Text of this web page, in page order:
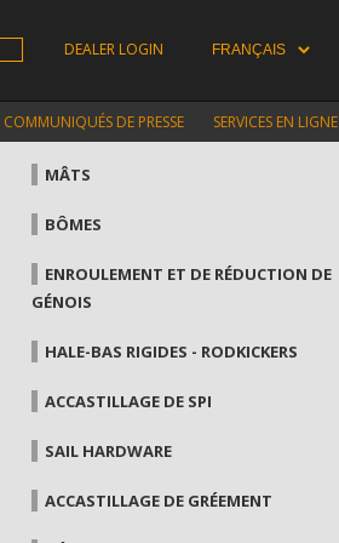
DEALER LOGIN
COMMUNIQUÉS DE PRESSE SERVICES EN LIGNE
MÂTS
BÔMES
ENROULEMENT ET DE RÉDUCTION DE
GÉNOIS
HALE-BAS RIGIDES - RODKICKERS
ACCASTILLAGE DE SPI
SAIL HARDWARE
ACCASTILLAGE DE GRÉEMENT